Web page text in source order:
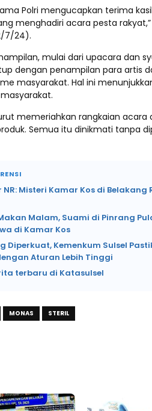
Polri mengucapkan terima
menghadiri acara pesta
7/24).
mulai dari upacara dan
dengan penampilan para artis
masyarakat. Hal ini
memeriahkan rangkaian acara
Semua itu dinikmati tanpa
Misteri Kamar Kos di Belakang
Malam, Suami di Pinrang
di Kamar Kos
Diperkuat, Kemenkum Sulsel
Aturan Lebih Tinggi
terbaru di Katasulsel
MONAS STERIL